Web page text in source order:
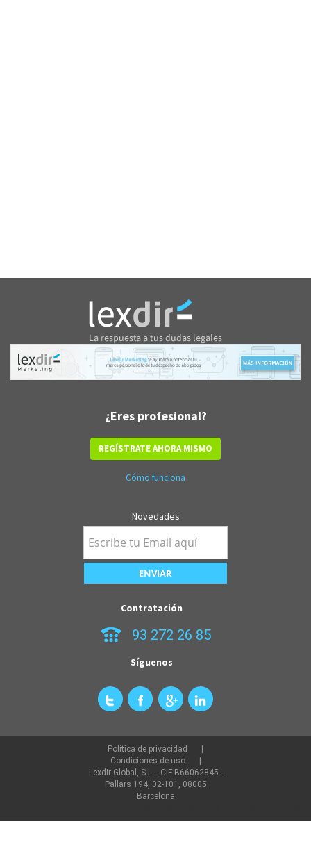
¿Eres profesional?
REGÍSTRATE AHORA MISMO
Cómo funciona
Novedades
Contratación
93 272 26 85
Síguenos
Política de privacidad
Condiciones de uso
Lexdir Global, S.L. - CIF B66062845 -
Pallars 194, 02-101, 08005
Barcelona